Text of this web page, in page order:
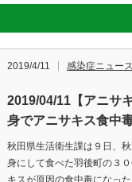
2019/4/11 感染症ニュース
2019/04/11【アニサ
身でアニサキス食中
秋田県生活衛生課は９日、
身にして食べた羽後町の３
キスが原因の食中毒になっ